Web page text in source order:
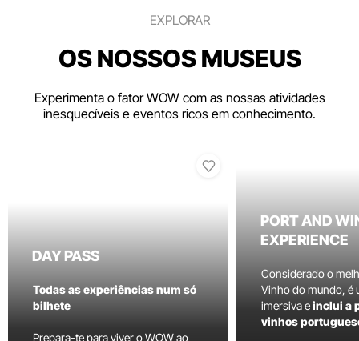
EXPLORAR
OS NOSSOS MUSEUS
Experimenta o fator WOW com as nossas atividades
inesquecíveis e eventos ricos em conhecimento.
DAY PASS
Todas as experiências num só
bilhete
Prepara-te para viver o WOW ao
PORT AND
EXPERIENCE
Considerado o
Vinho do mundo, é
imersiva einclui a
vinhos